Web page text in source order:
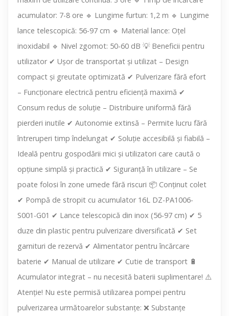
acumulator: 7-8 ore 🔹 Lungime furtun: 1,2 m 🔹 Lungime
lance telescopică: 56-97 cm 🔹 Material lance: Oțel
inoxidabil 🔹 Nivel zgomot: 50-60 dB 💡 Beneficii pentru
utilizator ✔ Ușor de transportat și utilizat – Design
compact și greutate optimizată ✔ Pulverizare fără efort
– Funcționare electrică pentru eficiență maximă ✔
Consum redus de soluție – Distribuire uniformă fără
pierderi inutile ✔ Autonomie extinsă – Permite lucru fără
întreruperi timp îndelungat ✔ Soluție accesibilă și fiabilă –
Ideală pentru gospodării mici și utilizatori care caută o
opțiune simplă și practică ✔ Siguranță în utilizare – Se
poate folosi în zone umede fără riscuri 📦 Conținut colet
✔ Pompă de stropit cu acumulator 16L DZ-PA1006-
S001-G01 ✔ Lance telescopică din inox (56-97 cm) ✔ 5
duze din plastic pentru pulverizare diversificată ✔ Set
garnituri de rezervă ✔ Alimentator pentru încărcare
baterie ✔ Manual de utilizare ✔ Cutie de transport 🔋
Acumulator integrat – nu necesită baterii suplimentare! ⚠️
Atenție! Nu este permisă utilizarea pompei pentru
pulverizarea următoarelor substanțe: ❌ Substanțe